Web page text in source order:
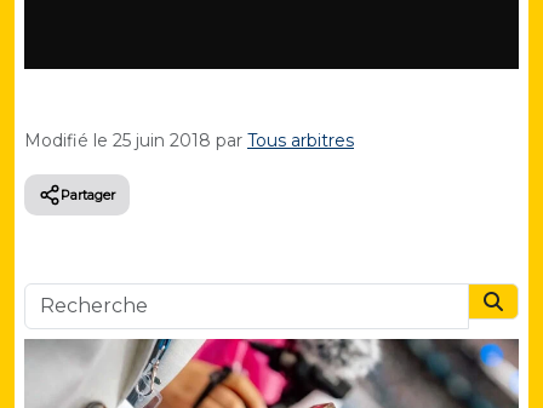
Modifié le 25 juin 2018 par Tous arbitres
Partager